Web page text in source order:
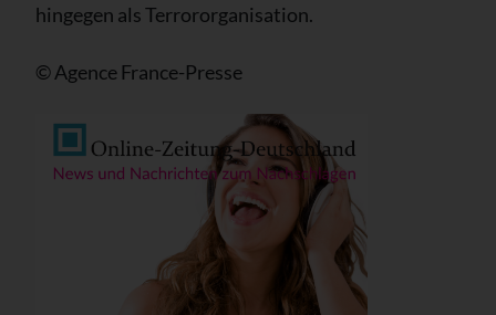
hingegen als Terrororganisation.
© Agence France-Presse